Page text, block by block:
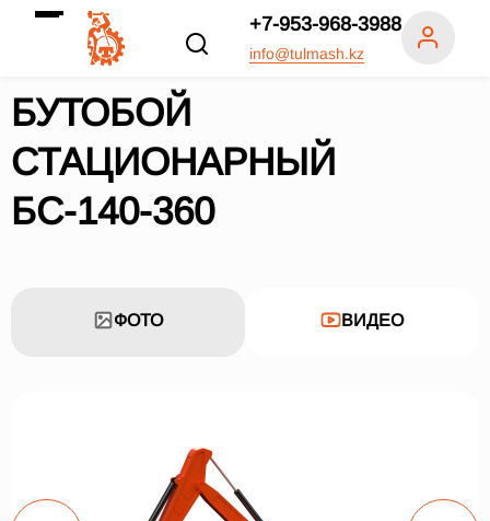
+7-953-968-3988
info@tulmash.kz
БУТОБОЙ
СТАЦИОНАРНЫЙ
БС-140-360
ФОТО ВИДЕО